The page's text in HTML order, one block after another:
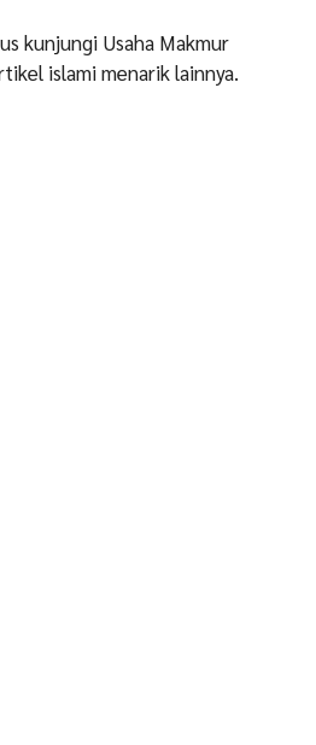
kunjungi Usaha Makmur
islami menarik lainnya.